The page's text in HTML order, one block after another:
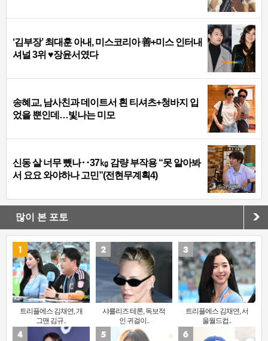
‘김부장’ 최대훈 아내, 미스코리아 善+미스 인터내
셔널 3위 ♥장윤서였다
송혜교, 남사친과 데이트서 흰 티셔츠+청바지 입
었을 뿐인데…빛나는 미모
신동 살 너무 뺐나‥37㎏ 감량 부작용 “못 알아봐
서 요요 와야하나 고민”(전현무계획4)
많이 본 포토
트리플에스 김채연, 개
그맨 김규..
샤를리즈 테론, 독보적
인 귀걸이..
트리플에스 김채연, 서
울월드컵..